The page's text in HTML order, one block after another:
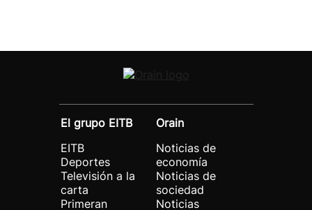
El grupo EITB
EITB
Deportes
Televisión a la
carta
Primeran
Orain
Noticias de
economía
Noticias de
sociedad
Noticias